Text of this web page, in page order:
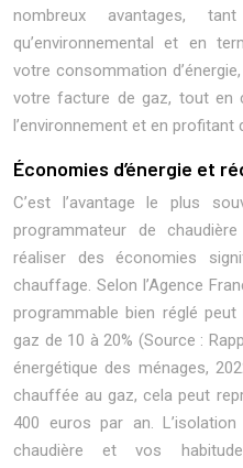
nombreux avantages,
qu’environnemental et en
votre consommation
votre facture de gaz, tout en
l’environnement et en
Économies d’énergie et
C’est l’avantage le plus
programmateur de
réaliser des économies
chauffage. Selon l’Agence
programmable bien réglé
gaz de 10 à 20% (Source :
énergétique des ménages,
chauffée au gaz, cela peut
400 euros par an.
chaudière et vos